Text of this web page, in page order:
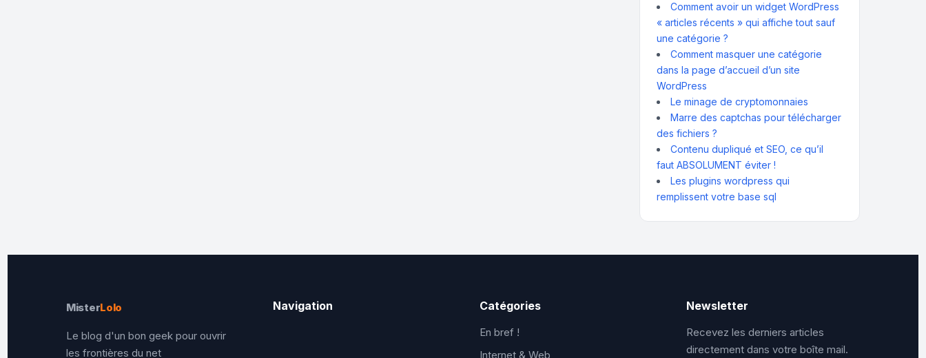
Comment avoir un widget WordPress
« articles récents » qui affiche tout sauf
une catégorie ?
Comment masquer une catégorie
dans la page d’accueil d’un site
WordPress
Le minage de cryptomonnaies
Marre des captchas pour télécharger
des fichiers ?
Contenu dupliqué et SEO, ce qu’il
faut ABSOLUMENT éviter !
Les plugins wordpress qui
remplissent votre base sql
MisterLolo
Le blog d'un bon geek pour ouvrir
les frontières du net
Navigation Catégories
En bref !
Internet & Web
Newsletter
Recevez les derniers articles
directement dans votre boîte mail.